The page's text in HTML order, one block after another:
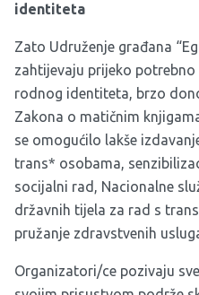
identiteta
Zato Udruženje građana
zahtijevaju prijeko
rodnog identiteta, brzo
Zakona o matičnim
se omogućilo lakše
trans* osobama,
socijalni rad, Nacionalne
državnih tijela za rad s
pružanje zdravstvenih
Organizatori/ce pozivaju